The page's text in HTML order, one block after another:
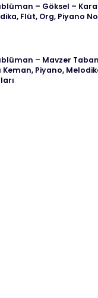
– Göksel –
Flüt, Org, Piyano
– Mavzer
Keman, Piyano,